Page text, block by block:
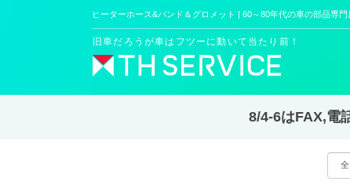
ヒーターホース&バンド＆グロメット | 60～80年代の車の部品専
旧車だろうが車はフツーに動いて当たり前！
8/4-6はFAX,電